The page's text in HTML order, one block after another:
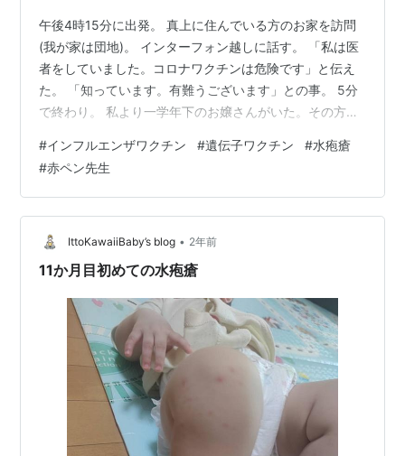
午後4時15分に出発。 真上に住んでいる方のお家を訪問
(我が家は団地)。 インターフォン越しに話す。 「私は医
者をしていました。コロナワクチンは危険です」と伝え
た。 「知っています。有難うございます」との事。 5分
で終わり。 私より一学年下のお嬢さんがいた。その方の
と聞いてくれた。 コロナワクチンが原因で亡くなった人
は、2023年12月までに、20～30万人、いる。 日本国内
で。私はそう考えている。 コロナワクチンは遺伝子ワク
チン。 遺伝子ワクチンは危険。 インフルエンザワクチン
も遺伝子ワクチンにいずれなると思う。 インフルエンザ
ワクチン…
#インフルエンザワクチン #遺伝子ワクチン #水疱瘡
#赤ペン先生
IttoKawaiiBaby’s blog • 2年前
11か月目初めての水疱瘡